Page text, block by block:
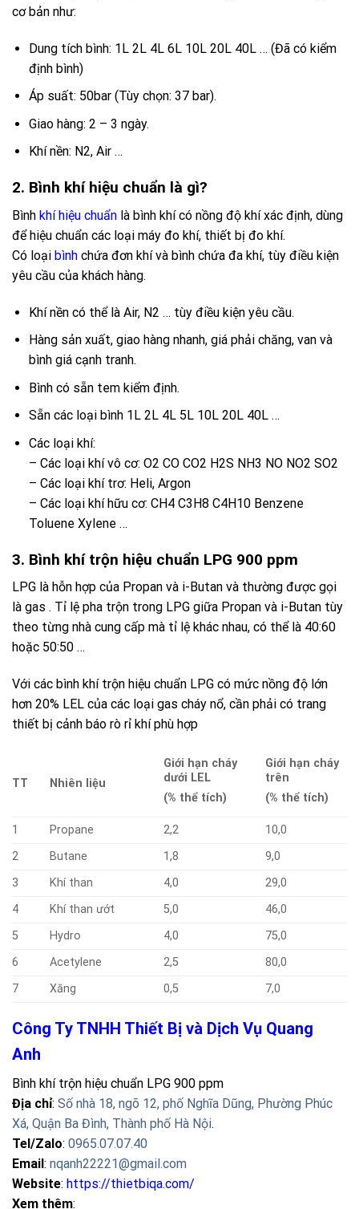
cơ bản như:
Dung tích bình: 1L 2L 4L 6L 10L 20L 40L … (Đã có kiểm
định bình)
Áp suất: 50bar (Tùy chọn: 37 bar).
Giao hàng: 2 – 3 ngày.
Khí nền: N2, Air …
2. Bình khí hiệu chuẩn là gì?
Bình khí hiệu chuẩn là bình khí có nồng độ khí xác định, dùng
để hiệu chuẩn các loại máy đo khí, thiết bị đo khí.
Có loại bình chứa đơn khí và bình chứa đa khí, tùy điều kiện
yêu cầu của khách hàng.
Khí nền có thể là Air, N2 … tùy điều kiện yêu cầu.
Hàng sản xuất, giao hàng nhanh, giá phải chăng, van và
bình giá cạnh tranh.
Bình có sẵn tem kiểm định.
Sẵn các loại bình 1L 2L 4L 5L 10L 20L 40L …
Các loại khí:
– Các loại khí vô cơ: O2 CO CO2 H2S NH3 NO NO2 SO2
– Các loại khí trơ: Heli, Argon
– Các loại khí hữu cơ: CH4 C3H8 C4H10 Benzene
Toluene Xylene …
3. Bình khí trộn hiệu chuẩn LPG 900 ppm
LPG là hỗn hợp của Propan và i-Butan và thường được gọi
là gas . Tỉ lệ pha trộn trong LPG giữa Propan và i-Butan tùy
theo từng nhà cung cấp mà tỉ lệ khác nhau, có thể là 40:60
hoặc 50:50 …
Với các bình khí trộn hiệu chuẩn LPG có mức nồng độ lớn
hơn 20% LEL của các loại gas cháy nổ, cần phải có trang
thiết bị cảnh báo rò rỉ khí phù hợp
TT Nhiên liệu
Giới hạn cháy
dưới LEL
(% thể tích)
Giới hạn cháy
trên
(% thể tích)
1 Propane 2,2
10,0
2
Butane 1,8
9,0
3
Khí than 4,0
29,0
4
Khí than ướt 5,0
46,0
5
Hydro 4,0
75,0
6
Acetylene 2,5
80,0
7
Xăng 0,5 7,0
Công Ty TNHH Thiết Bị và Dịch Vụ Quang
Anh
Bình khí trộn hiệu chuẩn LPG 900 ppm
Địa chỉ: Số nhà 18, ngõ 12, phố Nghĩa Dũng, Phường Phúc
Xá, Quận Ba Đình, Thành phố Hà Nội.
Tel/Zalo: 0965.07.07.40
Email: nqanh22221@gmail.com
Website: https://thietbiqa.com/
Xem thêm: